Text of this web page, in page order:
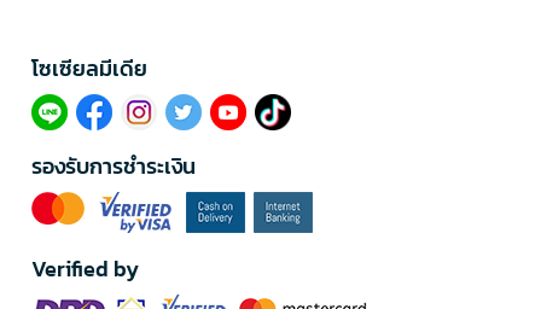
โซเซียลมีเดีย​
รองรับการชำระเงิน
Verified by